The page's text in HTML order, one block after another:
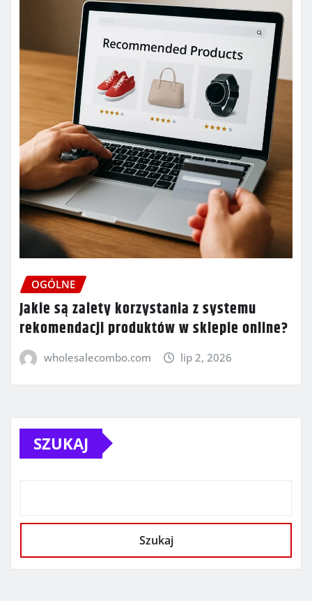
OGÓLNE
Jakie są zalety korzystania z systemu
rekomendacji produktów w sklepie online?
wholesalecombo.com lip 2, 2026
SZUKAJ
Szukaj